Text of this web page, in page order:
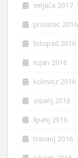
veljača 2017
prosinac 2016
listopad 2016
rujan 2016
kolovoz 2016
srpanj 2016
lipanj 2016
travanj 2016